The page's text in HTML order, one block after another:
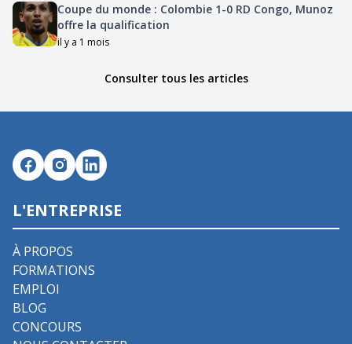
Coupe du monde : Colombie 1-0 RD Congo, Munoz
offre la qualification
il y a 1 mois
Consulter tous les articles
L'ENTREPRISE
À PROPOS
FORMATIONS
EMPLOI
BLOG
CONCOURS